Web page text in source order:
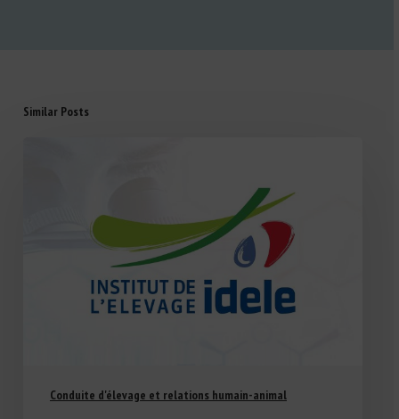
Similar Posts
Conduite d'élevage et relations humain-animal